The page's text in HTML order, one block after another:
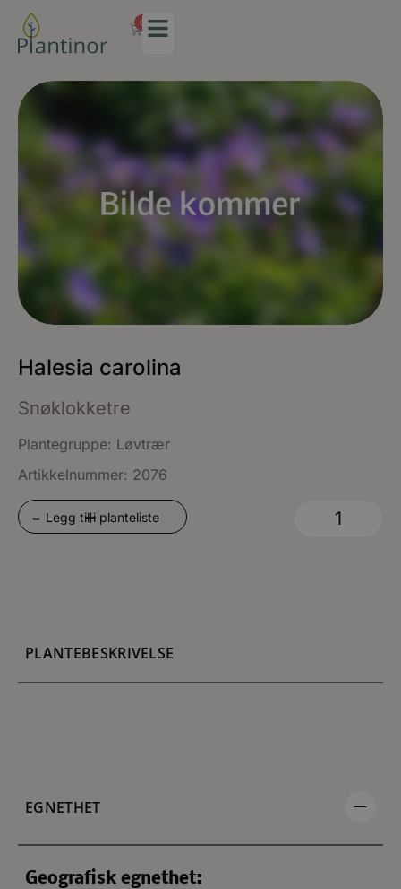
0
Halesia carolina
Snøklokketre
Plantegruppe: Løvtrær
Artikkelnummer: 2076
- +
Legg til i planteliste
PLANTEBESKRIVELSE
EGNETHET
Geografisk egnethet: